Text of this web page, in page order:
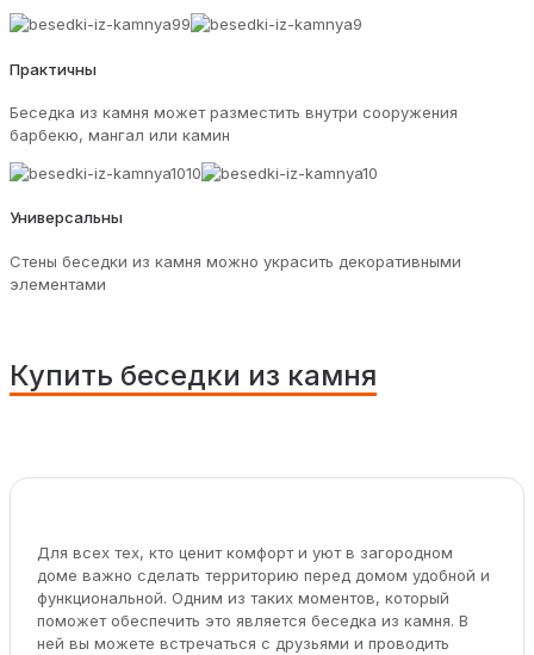
Практичны
Беседка из камня может разместить внутри сооружения
барбекю, мангал или камин
Универсальны
Стены беседки из камня можно украсить декоративными
элементами
Купить беседки из камня
Для всех тех, кто ценит комфорт и уют в загородном
доме важно сделать территорию перед домом удобной и
функциональной. Одним из таких моментов, который
поможет обеспечить это является беседка из камня. В
ней вы можете встречаться с друзьями и проводить